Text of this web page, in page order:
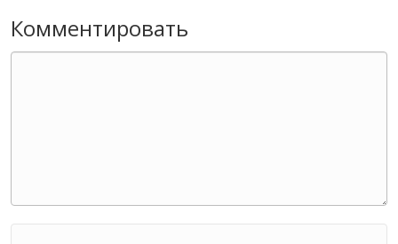
Комментировать